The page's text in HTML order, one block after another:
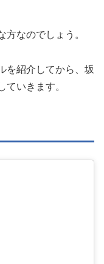
なのでしょう。
を紹介してから、坂
いきます。